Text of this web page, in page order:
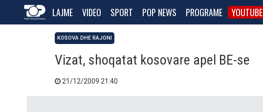
LAJME VIDEO SPORT POP NEWS PROGRAME YOUTUBE
KOSOVA DHE RAJONI
Vizat, shoqatat kosovare apel BE-se
21/12/2009 21:40